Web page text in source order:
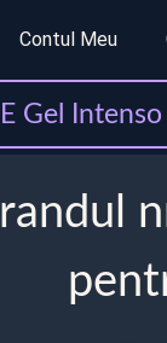
Contul Meu
Gel Intenso